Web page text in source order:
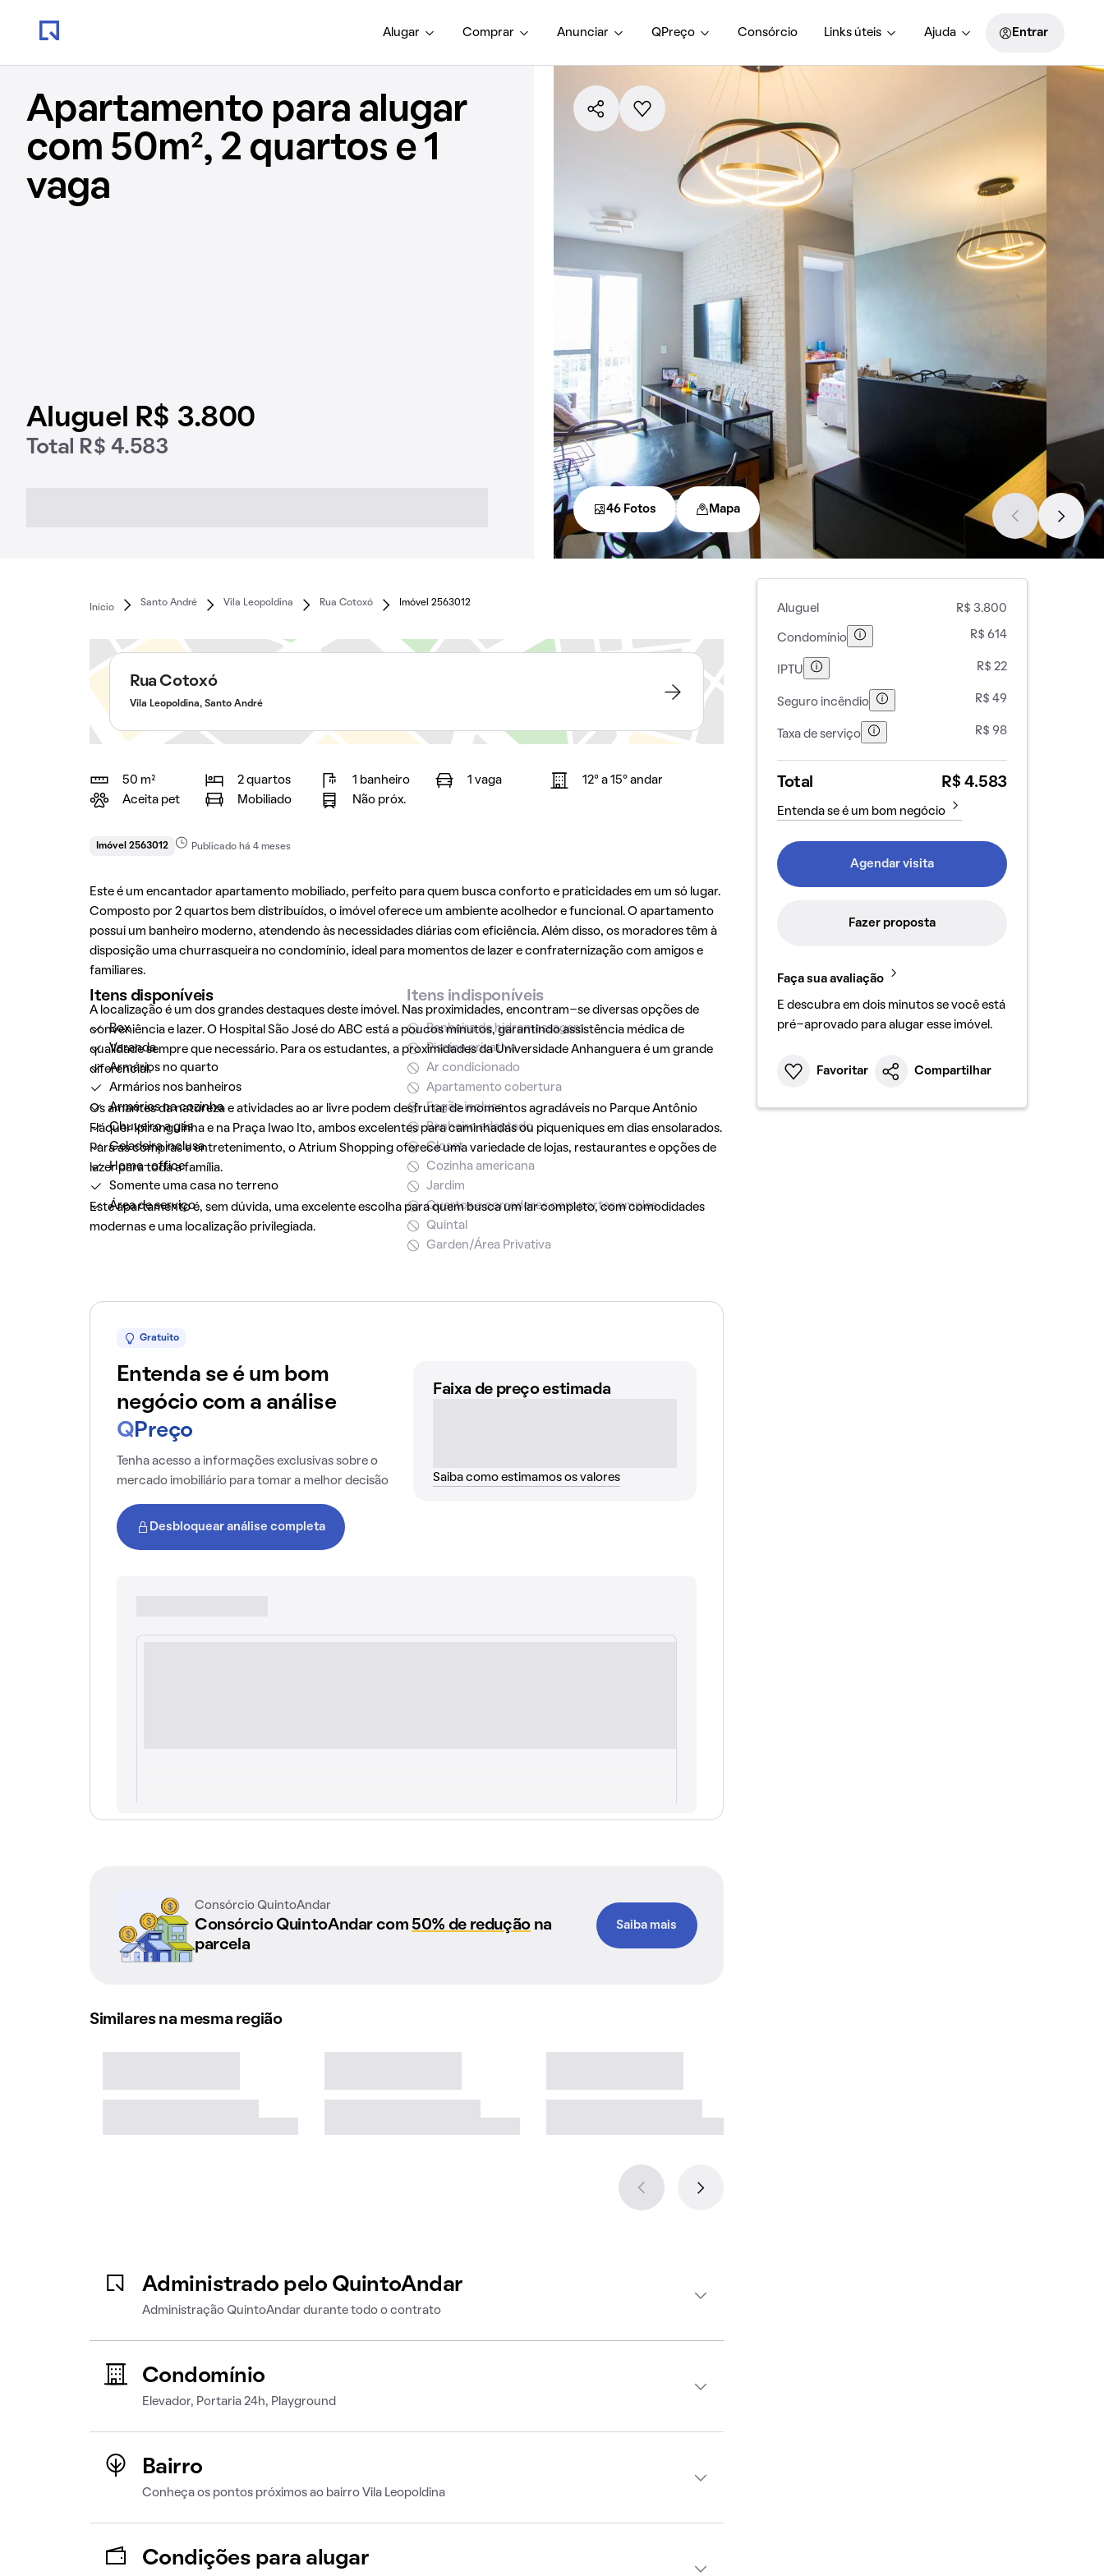
Alugar Comprar Anunciar QPreço Consórcio Links úteis Ajuda Entrar
Apartamento para alugar
com 50m², 2 quartos e 1
vaga
Aluguel R$ 3.800
Total R$ 4.583
46 Fotos Mapa
Início
Santo André Vila Leopoldina Rua Cotoxó Imóvel 2563012
Rua Cotoxó
Vila Leopoldina, Santo André
50 m² 2 quartos 1 banheiro 1 vaga
12° a 15° andar
Aceita pet
Mobiliado Não próx.
Imóvel 2563012 Publicado há 4 meses
Este é um encantador apartamento mobiliado, perfeito para quem busca conforto e praticidades em um só lugar.
Composto por 2 quartos bem distribuídos, o imóvel oferece um ambiente acolhedor e funcional. O apartamento
possui um banheiro moderno, atendendo às necessidades diárias com eficiência. Além disso, os moradores têm à
disposição uma churrasqueira no condomínio, ideal para momentos de lazer e confraternização com amigos e
familiares.
A localização é um dos grandes destaques deste imóvel. Nas proximidades, encontram-se diversas opções de
conveniência e lazer. O Hospital São José do ABC está a poucos minutos, garantindo assistência médica de
qualidade sempre que necessário. Para os estudantes, a proximidades da Universidade Anhanguera é um grande
diferencial.
Os amantes da natureza e atividades ao ar livre podem desfrutar de momentos agradáveis no Parque Antônio
Fláquer Ipiranguinha e na Praça Iwao Ito, ambos excelentes para caminhadas ou piqueniques em dias ensolarados.
Para as compras e entretenimento, o Atrium Shopping oferece uma variedade de lojas, restaurantes e opções de
lazer para toda a família.
Este apartamento é, sem dúvida, uma excelente escolha para quem busca um lar completo, com comodidades
modernas e uma localização privilegiada.
Itens disponíveis
Box
Varanda
Armários no quarto
Armários nos banheiros
Armários na cozinha
Chuveiro a gás
Geladeira inclusa
Home-office
Somente uma casa no terreno
Área de serviço
Itens indisponíveis
Banheira de hidromassagem
Piscina privativa
Ar condicionado
Apartamento cobertura
Fogão incluso
Banheiro adaptado
Closet
Cozinha americana
Jardim
Quartos e corredores com portas amplas
Quintal
Garden/Área Privativa
Gratuito
Entenda se é um bom
negócio com a análise
Q Preço
Tenha acesso a informações exclusivas sobre o
mercado imobiliário para tomar a melhor decisão
Desbloquear análise completa
Faixa de preço estimada
Saiba como estimamos os valores
Consórcio QuintoAndar
Consórcio QuintoAndar com 50% de reduçãona
parcela
Saiba mais
Similares na mesma região
Administrado pelo QuintoAndar
Administração QuintoAndar durante todo o contrato
Condomínio
Elevador, Portaria 24h, Playground
Bairro
Conheça os pontos próximos ao bairro Vila Leopoldina
Condições para alugar
Aluguel R$ 3.800
Condomínio R$ 614
IPTU R$ 22
Seguro incêndio R$ 49
Taxa de serviço R$ 98
Total R$ 4.583
Entenda se é um bom negócio
Agendar visita
Fazer proposta
Faça sua avaliação
E descubra em dois minutos se você está
pré-aprovado para alugar esse imóvel.
Favoritar Compartilhar